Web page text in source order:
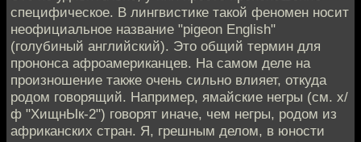
специфическое. В лингвистике такой феномен носит
неофициальное название "pigeon English"
(голубиный английский). Это общий термин для
прононса афроамериканцев. На самом деле на
произношение также очень сильно влияет, откуда
родом говорящий. Например, ямайские негры (см. х/
ф "ХищнЫк-2") говорят иначе, чем негры, родом из
африканских стран. Я, грешным делом, в юности